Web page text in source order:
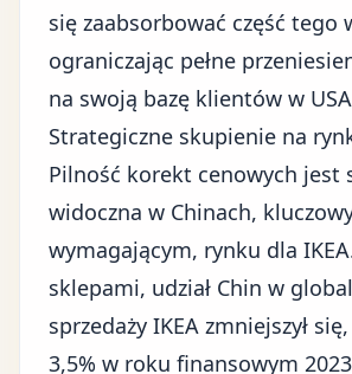
się zaabsorbować część tego
ograniczając pełne
na swoją bazę klientów w
Strategiczne skupienie na
Pilność korekt cenowych jest
widoczna w Chinach,
wymagającym, rynku dla
sklepami, udział Chin w
sprzedaży IKEA zmniejszył
3,5% w roku finansowym